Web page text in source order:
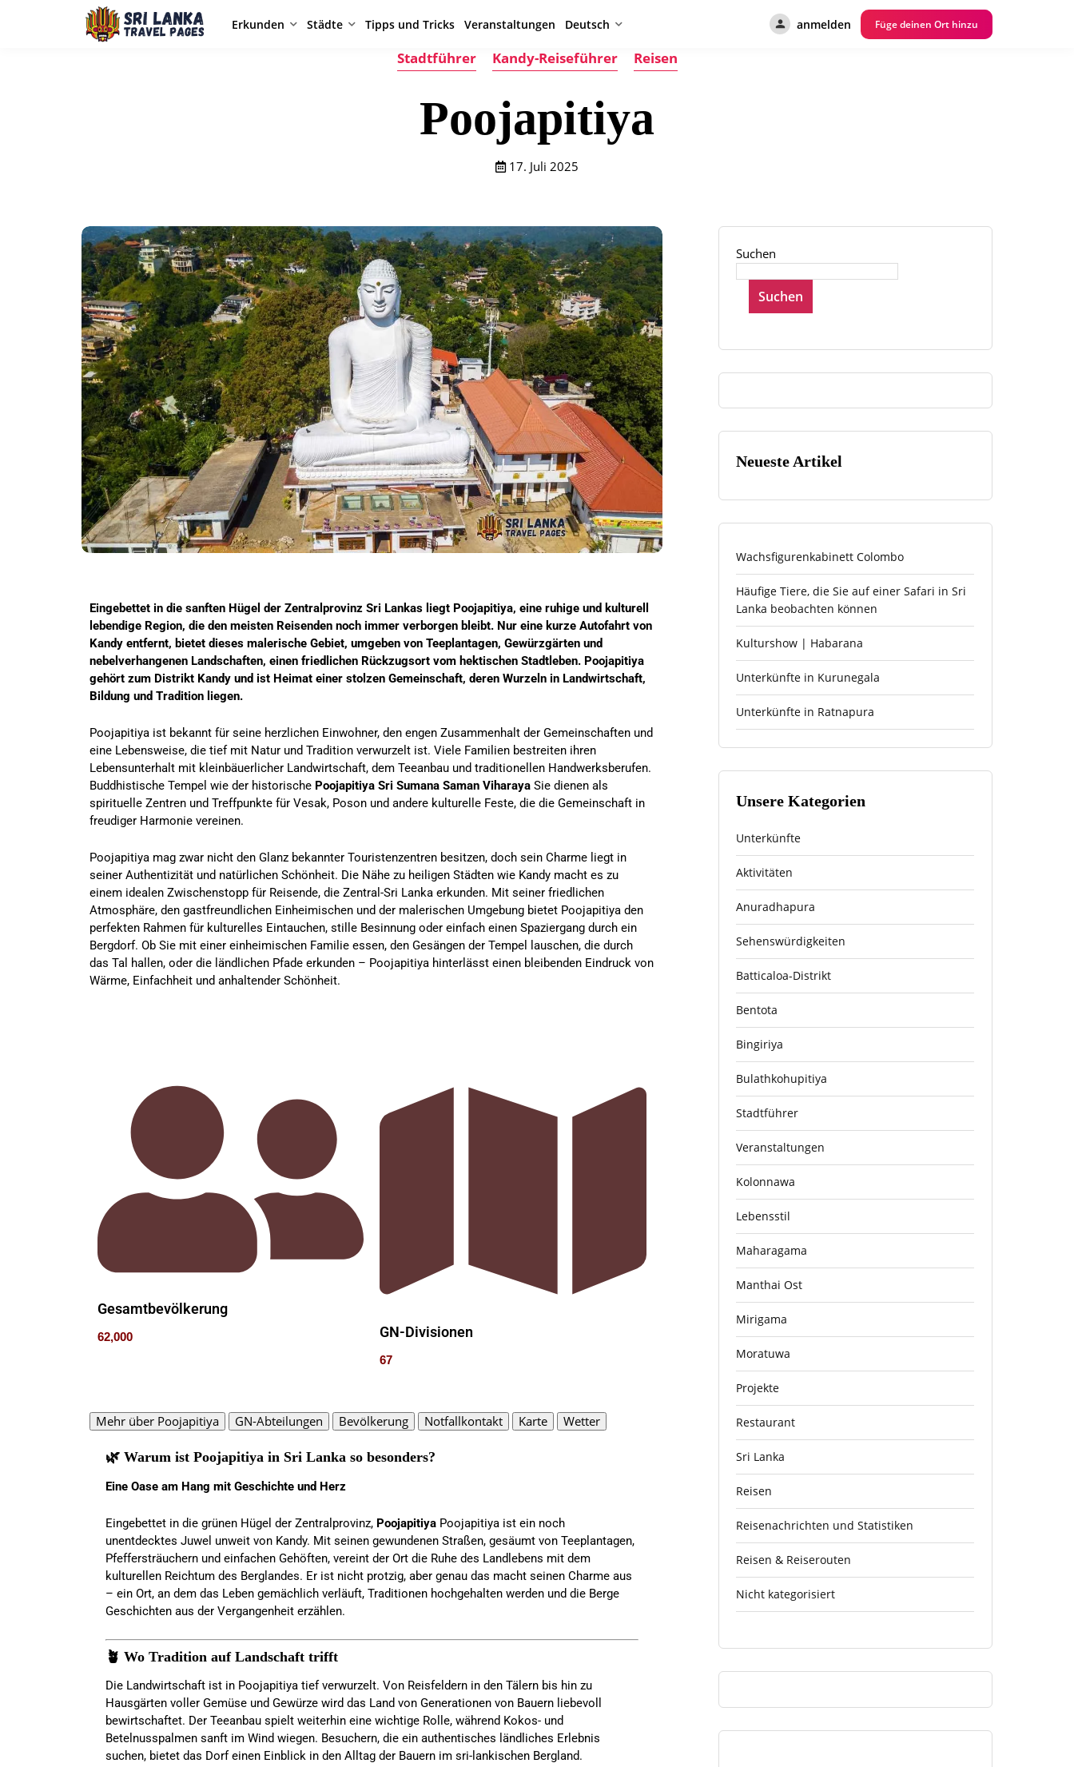
Erkunden Städte Tipps und Tricks Veranstaltungen Deutsch anmelden Füge deinen Ort hinzu
Stadtführer Kandy-Reiseführer Reisen
Poojapitiya
17. Juli 2025
Eingebettet in die sanften Hügel der Zentralprovinz Sri Lankas liegt Poojapitiya, eine ruhige und kulturell
lebendige Region, die den meisten Reisenden noch immer verborgen bleibt. Nur eine kurze Autofahrt von
Kandy entfernt, bietet dieses malerische Gebiet, umgeben von Teeplantagen, Gewürzgärten und
nebelverhangenen Landschaften, einen friedlichen Rückzugsort vom hektischen Stadtleben. Poojapitiya
gehört zum Distrikt Kandy und ist Heimat einer stolzen Gemeinschaft, deren Wurzeln in Landwirtschaft,
Bildung und Tradition liegen.
Poojapitiya ist bekannt für seine herzlichen Einwohner, den engen Zusammenhalt der Gemeinschaften und
eine Lebensweise, die tief mit Natur und Tradition verwurzelt ist. Viele Familien bestreiten ihren
Lebensunterhalt mit kleinbäuerlicher Landwirtschaft, dem Teeanbau und traditionellen Handwerksberufen.
Buddhistische Tempel wie der historische Poojapitiya Sri Sumana Saman Viharaya Sie dienen als
spirituelle Zentren und Treffpunkte für Vesak, Poson und andere kulturelle Feste, die die Gemeinschaft in
freudiger Harmonie vereinen.
Poojapitiya mag zwar nicht den Glanz bekannter Touristenzentren besitzen, doch sein Charme liegt in
seiner Authentizität und natürlichen Schönheit. Die Nähe zu heiligen Städten wie Kandy macht es zu
einem idealen Zwischenstopp für Reisende, die Zentral-Sri Lanka erkunden. Mit seiner friedlichen
Atmosphäre, den gastfreundlichen Einheimischen und der malerischen Umgebung bietet Poojapitiya den
perfekten Rahmen für kulturelles Eintauchen, stille Besinnung oder einfach einen Spaziergang durch ein
Bergdorf. Ob Sie mit einer einheimischen Familie essen, den Gesängen der Tempel lauschen, die durch
das Tal hallen, oder die ländlichen Pfade erkunden – Poojapitiya hinterlässt einen bleibenden Eindruck von
Wärme, Einfachheit und anhaltender Schönheit.
Gesamtbevölkerung
62,000 GN-Divisionen
67
Mehr über Poojapitiya GN-Abteilungen Bevölkerung Notfallkontakt Karte Wetter
🌿 Warum ist Poojapitiya in Sri Lanka so besonders?
Eine Oase am Hang mit Geschichte und Herz
Eingebettet in die grünen Hügel der Zentralprovinz, Poojapitiya Poojapitiya ist ein noch
unentdecktes Juwel unweit von Kandy. Mit seinen gewundenen Straßen, gesäumt von Teeplantagen,
Pfeffersträuchern und einfachen Gehöften, vereint der Ort die Ruhe des Landlebens mit dem
kulturellen Reichtum des Berglandes. Er ist nicht protzig, aber genau das macht seinen Charme aus
– ein Ort, an dem das Leben gemächlich verläuft, Traditionen hochgehalten werden und die Berge
Geschichten aus der Vergangenheit erzählen.
🪴 Wo Tradition auf Landschaft trifft
Die Landwirtschaft ist in Poojapitiya tief verwurzelt. Von Reisfeldern in den Tälern bis hin zu
Hausgärten voller Gemüse und Gewürze wird das Land von Generationen von Bauern liebevoll
bewirtschaftet. Der Teeanbau spielt weiterhin eine wichtige Rolle, während Kokos- und
Betelnusspalmen sanft im Wind wiegen. Besuchern, die ein authentisches ländliches Erlebnis
suchen, bietet das Dorf einen Einblick in den Alltag der Bauern im sri-lankischen Bergland.
Suchen
Suchen
Neueste Artikel
Wachsfigurenkabinett Colombo
Häufige Tiere, die Sie auf einer Safari in Sri
Lanka beobachten können
Kulturshow | Habarana
Unterkünfte in Kurunegala
Unterkünfte in Ratnapura
Unsere Kategorien
Unterkünfte
Aktivitäten
Anuradhapura
Sehenswürdigkeiten
Batticaloa-Distrikt
Bentota
Bingiriya
Bulathkohupitiya
Stadtführer
Veranstaltungen
Kolonnawa
Lebensstil
Maharagama
Manthai Ost
Mirigama
Moratuwa
Projekte
Restaurant
Sri Lanka
Reisen
Reisenachrichten und Statistiken
Reisen & Reiserouten
Nicht kategorisiert